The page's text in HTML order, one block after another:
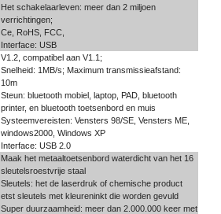
Het schakelaarleven: meer dan 2 miljoen
verrichtingen;
Ce, RoHS, FCC,
Interface: USB
V1.2, compatibel aan V1.1;
Snelheid: 1MB/s; Maximum transmissieafstand:
10m
Steun: bluetooth mobiel, laptop, PAD, bluetooth
printer, en bluetooth toetsenbord en muis
Systeemvereisten: Vensters 98/SE, Vensters ME,
windows2000, Windows XP
Interface: USB 2.0
Maak het metaaltoetsenbord waterdicht van het 16
sleutelsroestvrije staal
Sleutels: het de laserdruk of chemische product
etst sleutels met kleureninkt die worden gevuld
Super duurzaamheid: meer dan 2.000.000 keer met